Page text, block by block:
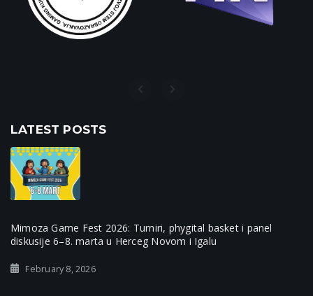
LATEST POSTS
Mimoza Game Fest 2026: Turniri, phygital basket i panel
diskusije 6–8. marta u Herceg Novom i Igalu
February 8, 2026